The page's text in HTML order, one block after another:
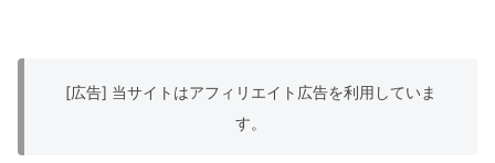
[広告] 当サイトはアフィリエイト広告を利用していま
す。